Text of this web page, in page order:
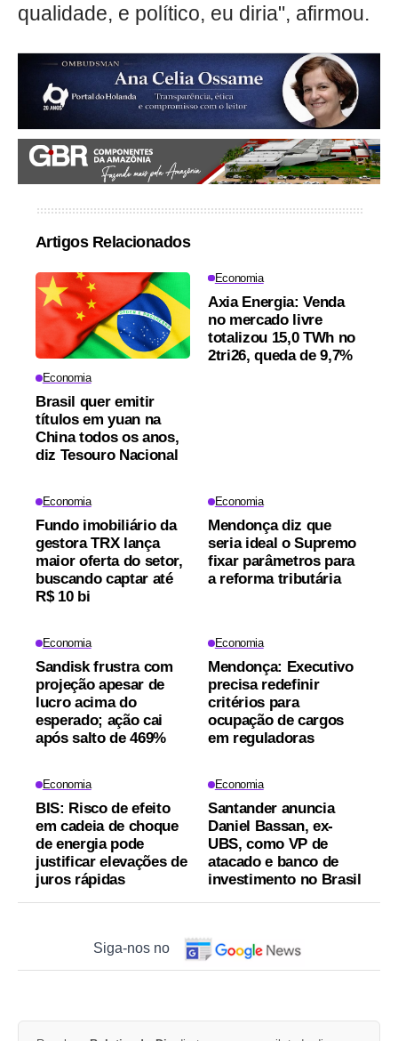
qualidade, e político, eu diria", afirmou.
Artigos Relacionados
Economia
Brasil quer emitir
títulos em yuan na
China todos os anos,
diz Tesouro Nacional
Economia
Axia Energia: Venda
no mercado livre
totalizou 15,0 TWh no
2tri26, queda de 9,7%
Economia
Fundo imobiliário da
gestora TRX lança
maior oferta do setor,
buscando captar até
R$ 10 bi
Economia
Mendonça diz que
seria ideal o Supremo
fixar parâmetros para
a reforma tributária
Economia
Sandisk frustra com
projeção apesar de
lucro acima do
esperado; ação cai
após salto de 469%
Economia
Mendonça: Executivo
precisa redefinir
critérios para
ocupação de cargos
em reguladoras
Economia
BIS: Risco de efeito
em cadeia de choque
de energia pode
justificar elevações de
juros rápidas
Economia
Santander anuncia
Daniel Bassan, ex-
UBS, como VP de
atacado e banco de
investimento no Brasil
Siga-nos no